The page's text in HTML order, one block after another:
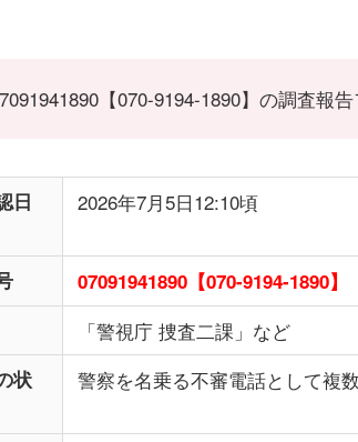
【070-9194-1890】の調査報
日
2026年7月5日12:10頃
07091941890【070-9194-1890】
「警視庁 捜査二課」など
状
警察を名乗る不審電話として複